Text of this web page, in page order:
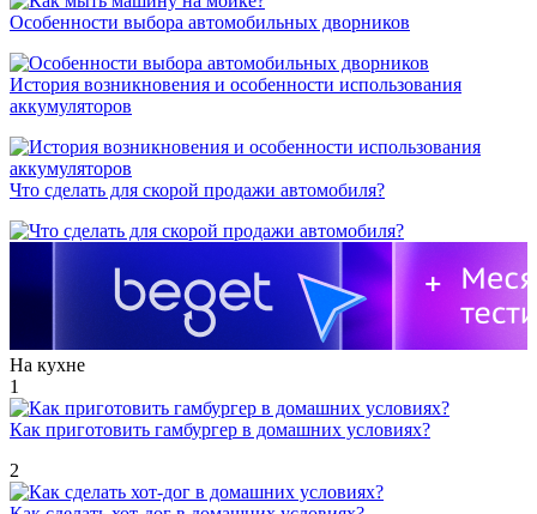
Особенности выбора автомобильных дворников
История возникновения и особенности использования
аккумуляторов
Что сделать для скорой продажи автомобиля?
На кухне
1
Как приготовить гамбургер в домашних условиях?
2